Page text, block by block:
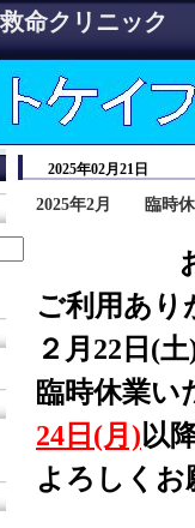
命クリニック
2025年02月21日
2025年2月 臨時休
お知
ご利用あり
２月22日(
臨時休業い
24日(月)以
よろしく